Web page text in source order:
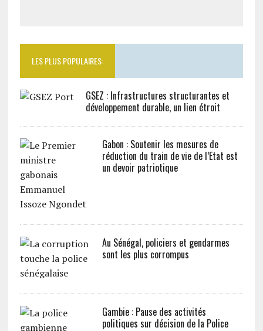
LES PLUS POPULAIRES:
GSEZ : Infrastructures structurantes et
développement durable, un lien étroit
Gabon : Soutenir les mesures de
réduction du train de vie de l’Etat est
un devoir patriotique
Au Sénégal, policiers et gendarmes
sont les plus corrompus
Gambie : Pause des activités
politiques sur décision de la Police